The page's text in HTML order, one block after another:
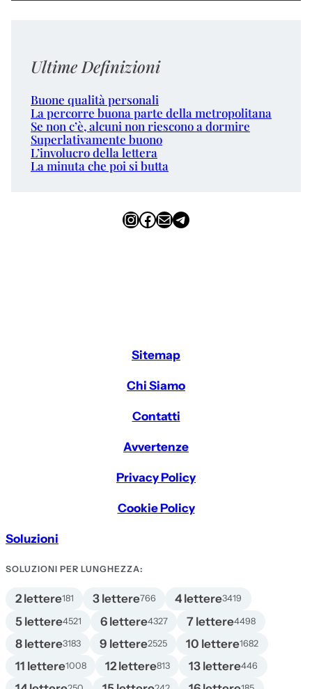
Ultime Definizioni
Buone qualità personali
La percorre buona parte della metropolitana
Se non c’è, alcuni non riescono a dormire
Superlativamente buono
L’involucro della lettera
La minuta che poi si butta
InstagramFacebook Email Telegram
Sitemap
Chi Siamo
Contatti
Avvertenze
Privacy Policy
Cookie Policy
Soluzioni
SOLUZIONI PER LUNGHEZZA:
2 lettere181 3 lettere766 4 lettere3419
5 lettere4521 6 lettere4327 7 lettere4498
8 lettere3183 9 lettere2525 10 lettere1682
11 lettere1008 12 lettere813 13 lettere446